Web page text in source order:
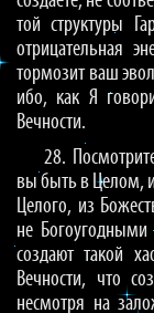
той структуры
отрицательная
тормозит ваш
ибо, как Я
Вечности.
28.
вы быть в Целом,
Целого, из
не
создают такой
Вечности, что
несмотря на